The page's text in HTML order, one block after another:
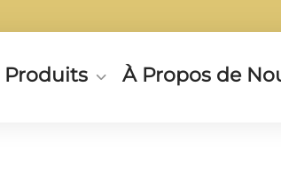
Produits À Propos de